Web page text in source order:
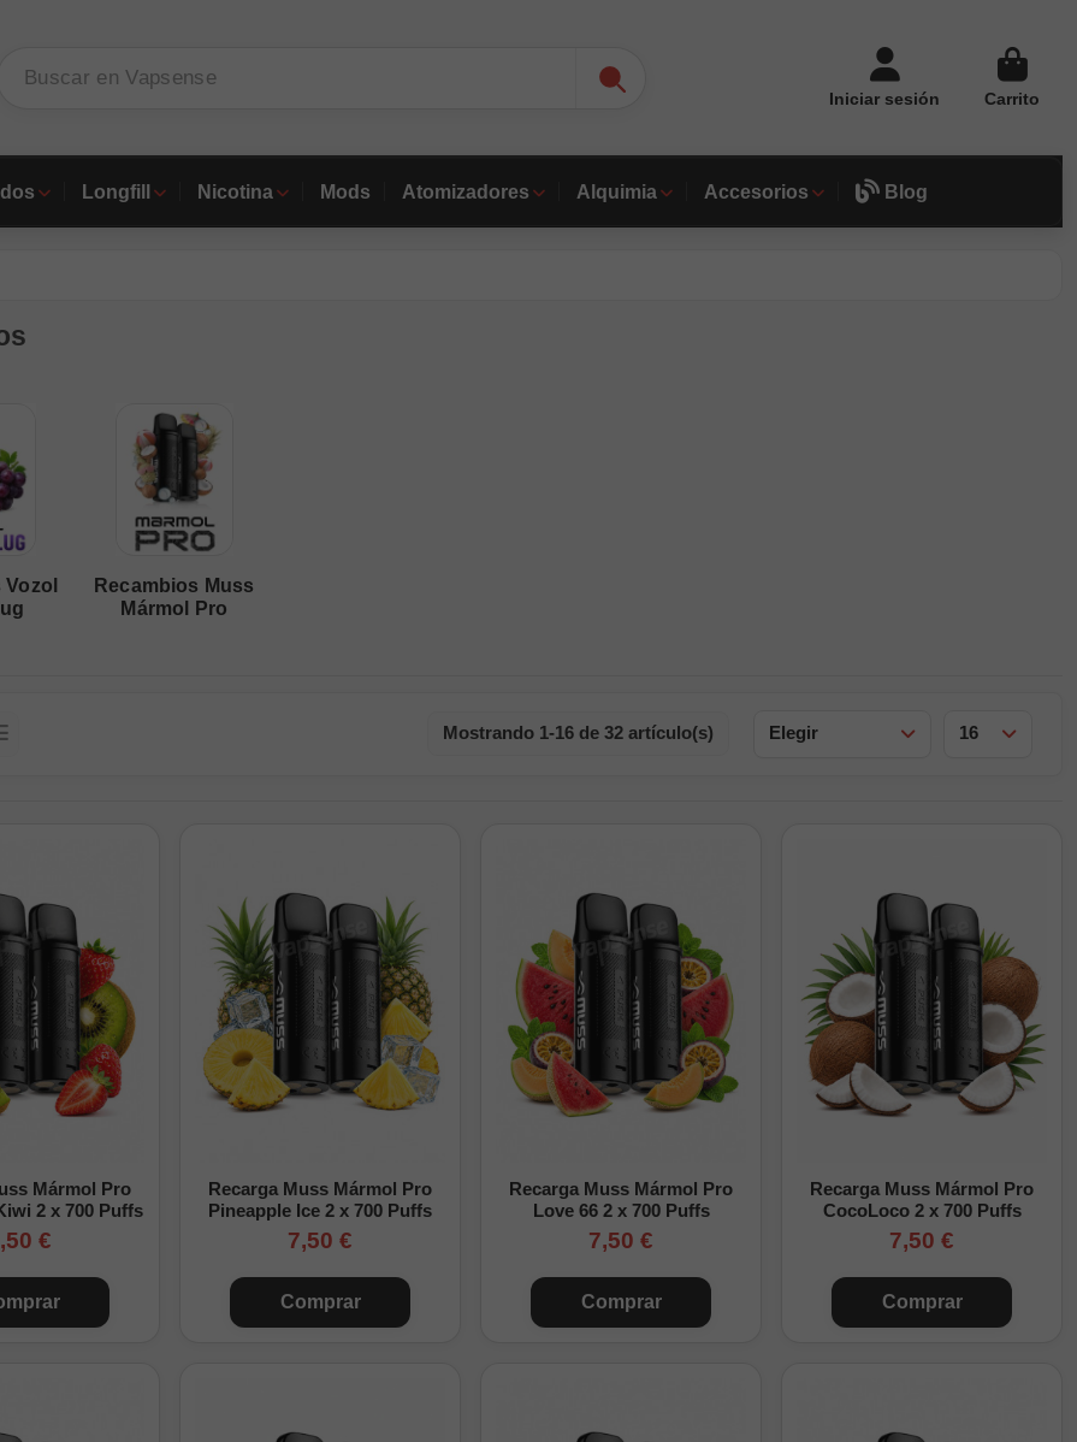
Iniciar sesión Carrito
Longfill Nicotina Mods Atomizadores Alquimia Accesorios Blog
Recambios Muss
Mármol Pro
en cuadrícula
en lista Mostrando 1-16 de 32 artículo(s) Elegir 16
Mármol Pro
2 x 700 Puffs
€
Recarga Muss Mármol Pro
Pineapple Ice 2 x 700 Puffs
7,50 €
Comprar
Recarga Muss Mármol Pro
Love 66 2 x 700 Puffs
7,50 €
Comprar
Recarga Muss Mármol Pro
CocoLoco 2 x 700 Puffs
7,50 €
Comprar